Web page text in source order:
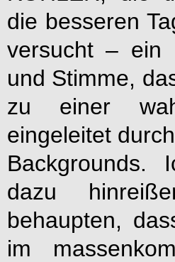
die besseren
versucht – ein
und Stimme,
zu einer
eingeleitet
Backgrounds.
dazu
behaupten,
im